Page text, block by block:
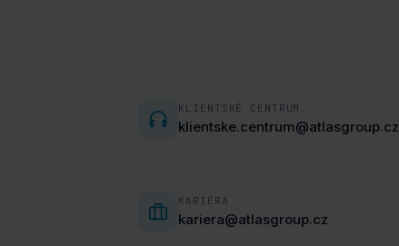
KLIENTSKÉ CENTRUM
klientske.centrum@atlasgroup.cz
KARIÉRA
kariera@atlasgroup.cz